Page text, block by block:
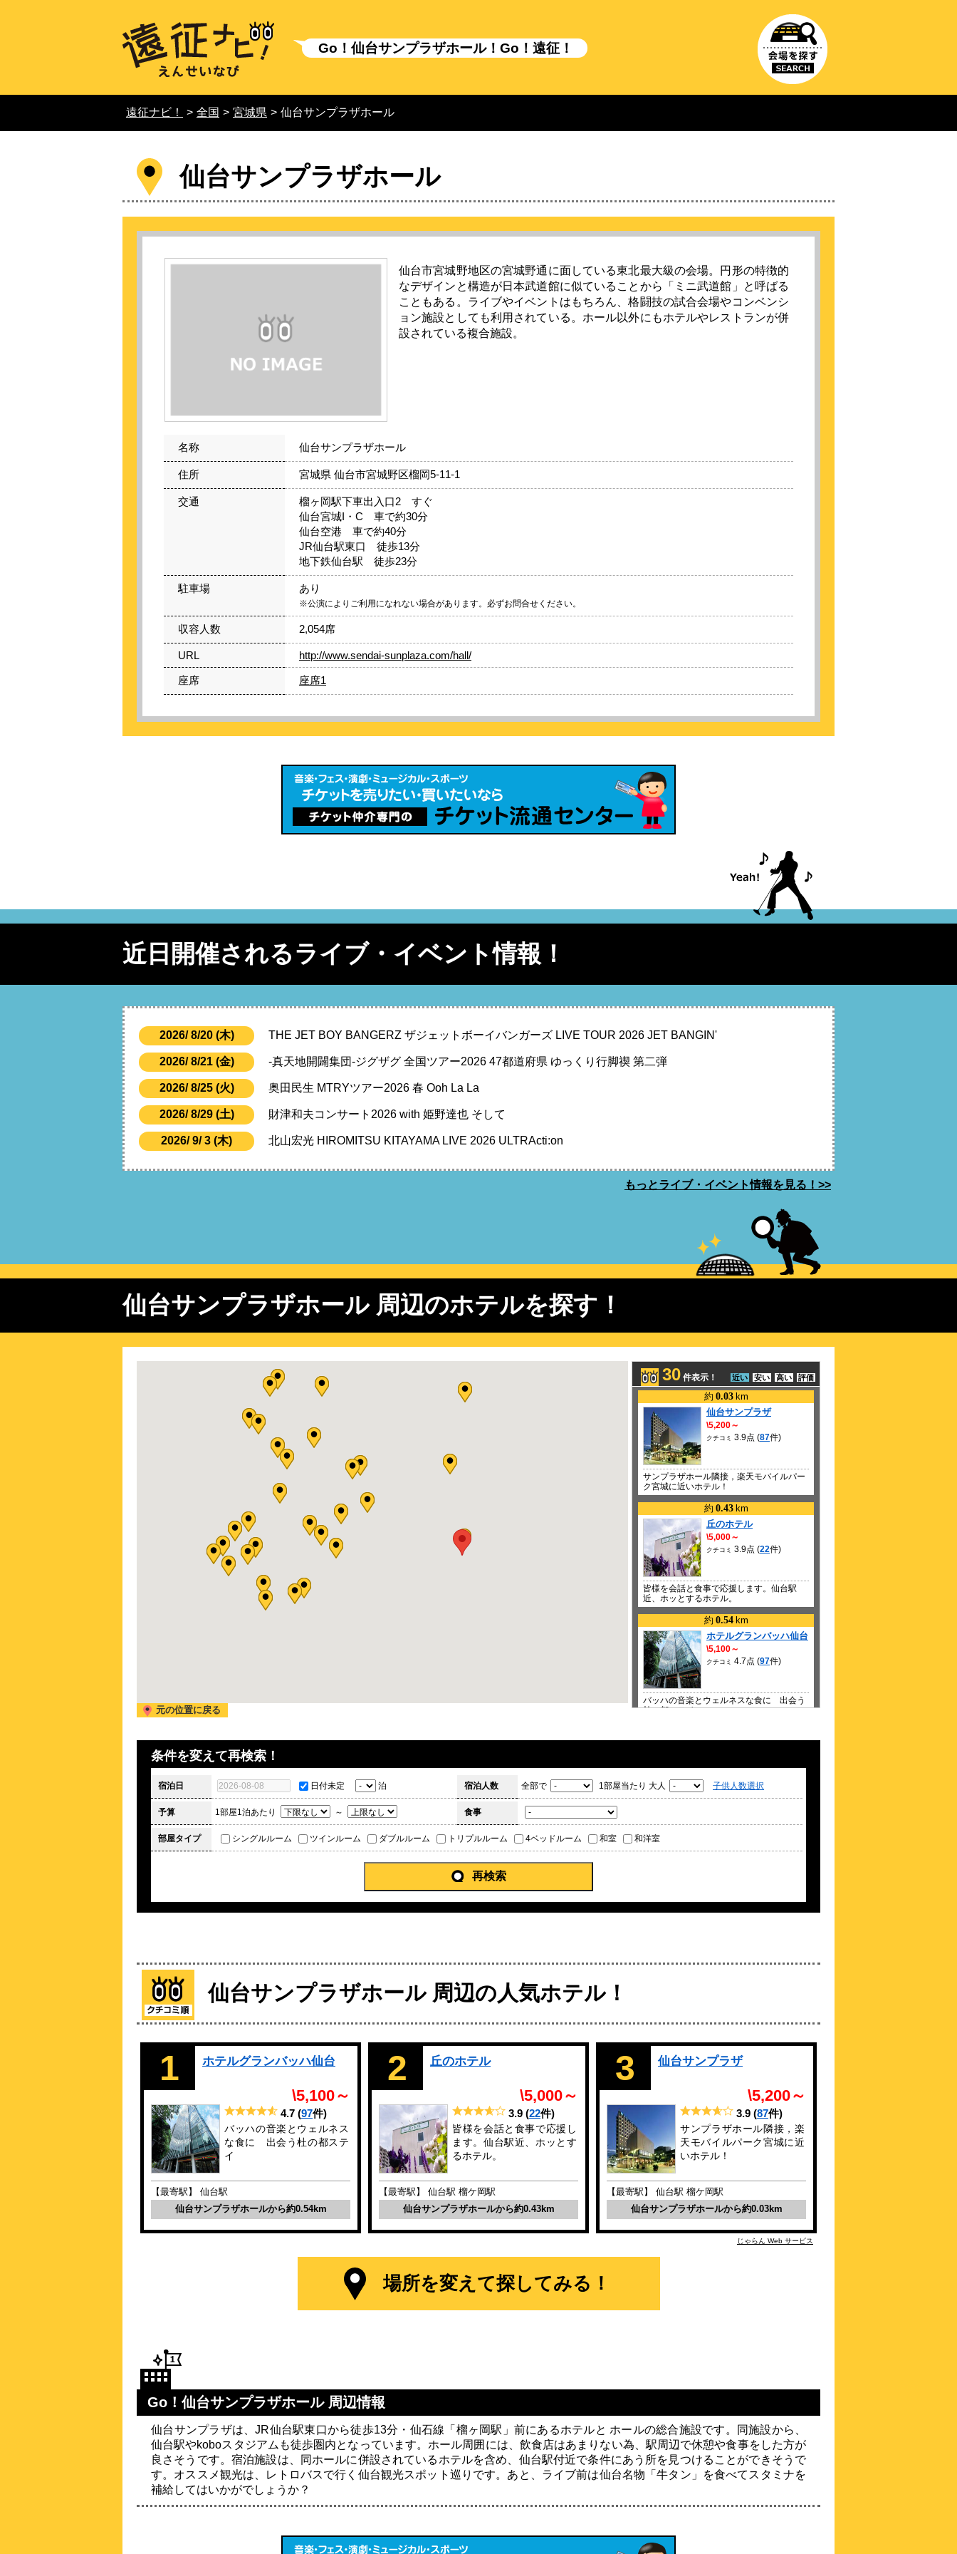
Go！仙台サンプラザホール！Go！遠征！
遠征ナビ！ > 全国 > 宮城県 > 仙台サンプラザホール
仙台サンプラザホール
仙台市宮城野地区の宮城野通に面している東北最大級の会場。円形の特徴的
なデザインと構造が日本武道館に似ていることから「ミニ武道館」と呼ばる
こともある。ライブやイベントはもちろん、格闘技の試合会場やコンベンシ
ョン施設としても利用されている。ホール以外にもホテルやレストランが併
設されている複合施設。
名称 仙台サンプラザホール
住所 宮城県 仙台市宮城野区榴岡5-11-1
交通
榴ヶ岡駅下車出入口2 すぐ
仙台宮城I・C 車で約30分
仙台空港 車で約40分
JR仙台駅東口 徒歩13分
地下鉄仙台駅 徒歩23分
駐車場 あり
※公演によりご利用になれない場合があります。必ずお問合せください。
収容人数 2,054席
URL http://www.sendai-sunplaza.com/hall/
座席 座席1
近日開催されるライブ・イベント情報！
2026/ 8/20 (木) THE JET BOY BANGERZ ザジェットボーイバンガーズ LIVE TOUR 2026 JET BANGIN'
2026/ 8/21 (金) -真天地開闢集団-ジグザグ 全国ツアー2026 47都道府県 ゆっくり行脚禊 第二弾
2026/ 8/25 (火) 奥田民生 MTRYツアー2026 春 Ooh La La
2026/ 8/29 (土) 財津和夫コンサート2026 with 姫野達也 そして
2026/ 9/ 3 (木) 北山宏光 HIROMITSU KITAYAMA LIVE 2026 ULTRActi:on
もっとライブ・イベント情報を見る！>>
仙台サンプラザホール 周辺のホテルを探す！
元の位置に戻る
30 件表示！ 近い 安い 高い 評価
約 0.03 km
仙台サンプラザ
\5,200～
クチコミ 3.9点 (87件)
サンプラザホール隣接，楽天モバイルパー
ク宮城に近いホテル！
約 0.43 km
丘のホテル
\5,000～
クチコミ 3.9点 (22件)
皆様を会話と食事で応援します。仙台駅
近、ホッとするホテル。
約 0.54 km
ホテルグランバッハ仙台
\5,100～
クチコミ 4.7点 (97件)
バッハの音楽とウェルネスな食に 出会う
杜の都ステイ
クチコミ 4.3点 (75
ン◆仙台駅東口徒歩３分◆
食・小学生以下添い寝無料
約 0.7 km
\5,828～
4.3点 (23件)
楽天モバイルパーク宮城まで車で7分！朝
食・小学生以下添い寝無料
約 0.74 km
ホテルビスタ仙台
\3,800～
クチコミ4.3点 (78件)
JR仙台駅東口から徒歩4分☆大浴場『絹の
ダイワロイネットホテル
仙台
\4,980～
クチコミ4.3点 ( 68 件)
基礎化粧品等のアメニティバーあり♪ 仙
条件を変えて再検索！
宿泊日 日付未定 泊 宿泊人数 全部で 1部屋当たり 大人 子供人数選択
予算 1部屋1泊あたり ～ 食事
部屋タイプ シングルルーム ツインルーム ダブルルーム トリプルルーム 4ベッドルーム 和室 和洋室
再検索
仙台サンプラザホール 周辺の人気ホテル！
1 ホテルグランバッハ仙台
\5,100～
4.7 (97件)
バッハの音楽とウェルネス
な食に 出会う杜の都ステ
イ
【最寄駅】 仙台駅
仙台サンプラザホールから約0.54km
2 丘のホテル
\5,000～
3.9 (22件)
皆様を会話と食事で応援し
ます。仙台駅近、ホッとす
るホテル。
【最寄駅】 仙台駅 榴ケ岡駅
仙台サンプラザホールから約0.43km
3 仙台サンプラザ
\5,200～
3.9 (87件)
サンプラザホール隣接，楽
天モバイルパーク宮城に近
いホテル！
【最寄駅】 仙台駅 榴ケ岡駅
仙台サンプラザホールから約0.03km
じゃらん Web サービス
場所を変えて探してみる！
Go！仙台サンプラザホール 周辺情報
仙台サンプラザは、JR仙台駅東口から徒歩13分・仙石線「榴ヶ岡駅」前にあるホテルと ホールの総合施設です。同施設から、
仙台駅やkoboスタジアムも徒歩圏内となっています。ホール周囲には、飲食店はあまりない為、駅周辺で休憩や食事をした方が
良さそうです。宿泊施設は、同ホールに併設されているホテルを含め、仙台駅付近で条件にあう所を見つけることができそうで
す。オススメ観光は、レトロバスで行く仙台観光スポット巡りです。あと、ライブ前は仙台名物「牛タン」を食べてスタミナを
補給してはいかがでしょうか？